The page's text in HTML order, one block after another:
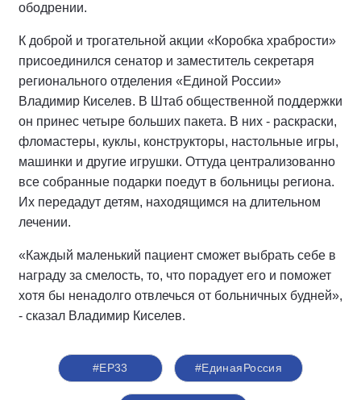
ободрении.
К доброй и трогательной акции «Коробка храбрости»
присоединился сенатор и заместитель секретаря
регионального отделения «Единой России»
Владимир Киселев. В Штаб общественной поддержки
он принес четыре больших пакета. В них - раскраски,
фломастеры, куклы, конструкторы, настольные игры,
машинки и другие игрушки. Оттуда централизованно
все собранные подарки поедут в больницы региона.
Их передадут детям, находящимся на длительном
лечении.
«Каждый маленький пациент сможет выбрать себе в
награду за смелость, то, что порадует его и поможет
хотя бы ненадолго отвлечься от больничных будней»,
- сказал Владимир Киселев.
#ЕР33 #ЕдинаяРоссия